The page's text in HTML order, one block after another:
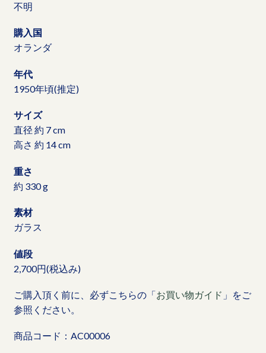
不明
購入国
オランダ
年代
1950年頃(推定)
サイズ
直径 約 7 cm
高さ 約 14 cm
重さ
約 330 g
素材
ガラス
値段
2,700円(税込み)
ご購入頂く前に、必ずこちらの「お買い物ガイド 」をご
参照ください。
商品コード：AC00006